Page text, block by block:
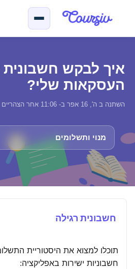
איך לבקש חשבונית
העסקאות שלי?
השתנה ב ה', 16 אפר ב- 11:06 אחר הצהריים
מנוי ותשלומים
חשבונית רגילה
תוכלו למצוא את היסטוריית
חשבוניות ישירות באפליקציה: